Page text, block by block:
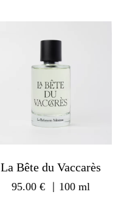
La Bête du Vaccarès
95.00 € ｜100 ml